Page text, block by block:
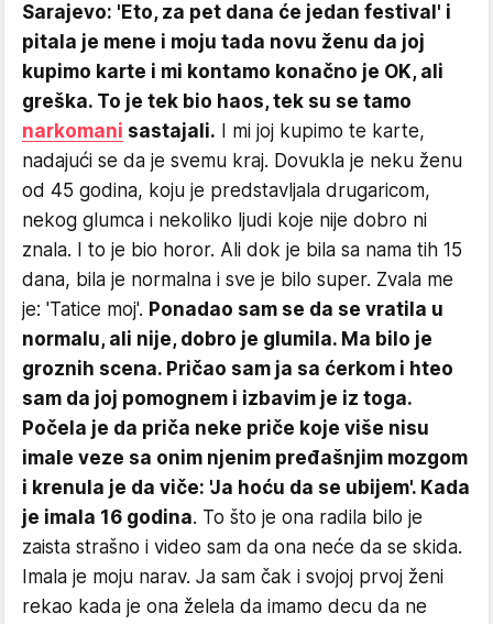
Sarajevo: 'Eto, za pet dana će jedan festival' i
pitala je mene i moju tada novu ženu da joj
kupimo karte i mi kontamo konačno je OK, ali
greška. To je tek bio haos, tek su se tamo
narkomani sastajali. I mi joj kupimo te karte,
nadajući se da je svemu kraj. Dovukla je neku ženu
od 45 godina, koju je predstavljala drugaricom,
nekog glumca i nekoliko ljudi koje nije dobro ni
znala. I to je bio horor. Ali dok je bila sa nama tih 15
dana, bila je normalna i sve je bilo super. Zvala me
je: 'Tatice moj'. Ponadao sam se da se vratila u
normalu, ali nije, dobro je glumila. Ma bilo je
groznih scena. Pričao sam ja sa ćerkom i hteo
sam da joj pomognem i izbavim je iz toga.
Počela je da priča neke priče koje više nisu
imale veze sa onim njenim pređašnjim mozgom
i krenula je da viče: 'Ja hoću da se ubijem'. Kada
je imala 16 godina. To što je ona radila bilo je
zaista strašno i video sam da ona neće da se skida.
Imala je moju narav. Ja sam čak i svojoj prvoj ženi
rekao kada je ona želela da imamo decu da ne